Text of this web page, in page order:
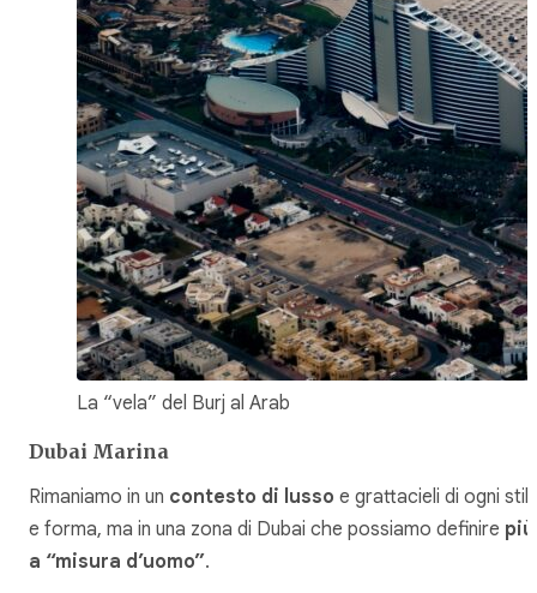
La “vela” del Burj al Arab
Dubai Marina
Rimaniamo in un contesto di lusso e grattacieli di ogni
e forma, ma in una zona di Dubai che possiamo definire più
a “misura d’uomo”.